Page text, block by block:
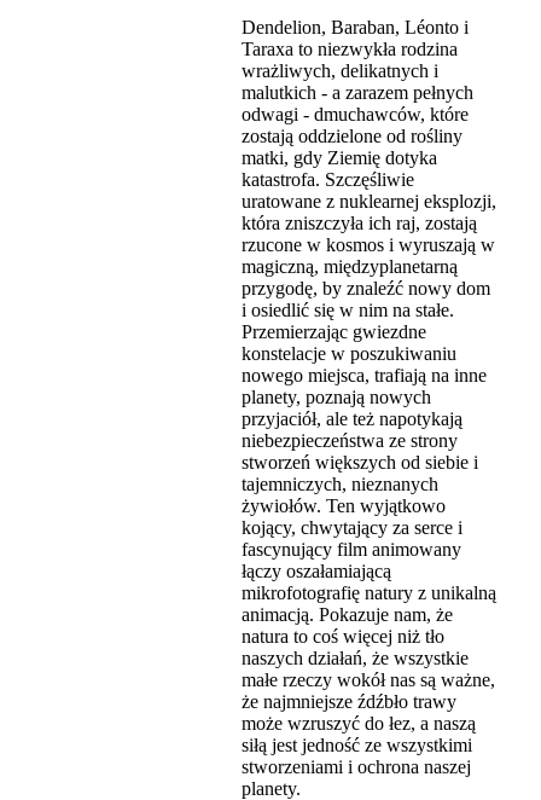
Dendelion, Baraban, Léonto i
Taraxa to niezwykła rodzina
wrażliwych, delikatnych i
malutkich - a zarazem pełnych
odwagi - dmuchawców, które
zostają oddzielone od rośliny
matki, gdy Ziemię dotyka
katastrofa. Szczęśliwie
uratowane z nuklearnej eksplozji,
która zniszczyła ich raj, zostają
rzucone w kosmos i wyruszają w
magiczną, międzyplanetarną
przygodę, by znaleźć nowy dom
i osiedlić się w nim na stałe.
Przemierzając gwiezdne
konstelacje w poszukiwaniu
nowego miejsca, trafiają na inne
planety, poznają nowych
przyjaciół, ale też napotykają
niebezpieczeństwa ze strony
stworzeń większych od siebie i
tajemniczych, nieznanych
żywiołów. Ten wyjątkowo
kojący, chwytający za serce i
fascynujący film animowany
łączy oszałamiającą
mikrofotografię natury z unikalną
animacją. Pokazuje nam, że
natura to coś więcej niż tło
naszych działań, że wszystkie
małe rzeczy wokół nas są ważne,
że najmniejsze źdźbło trawy
może wzruszyć do łez, a naszą
siłą jest jedność ze wszystkimi
stworzeniami i ochrona naszej
planety.